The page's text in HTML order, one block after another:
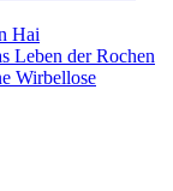
Hai
Leben der Rochen
Wirbellose